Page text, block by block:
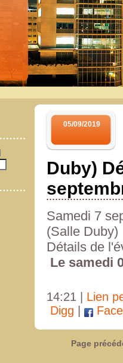
05/09/2019
Duby)
Samedi 7
(Salle Duby)
Détails de
Le samedi
14:21 | Lien
Digg
Page